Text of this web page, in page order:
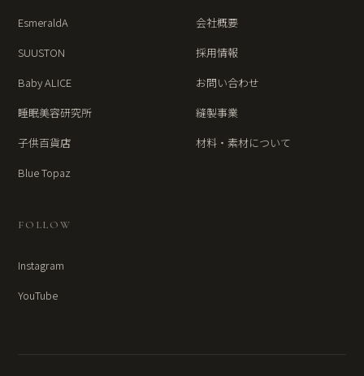
EsmeraldA
SUUSTON
Baby ALICE
睡眠美容研究所
子供百貨店
Blue Topaz
会社概要
採用情報
お問い合わせ
縫製事業
材料・素材について
FOLLOW
Instagram
YouTube